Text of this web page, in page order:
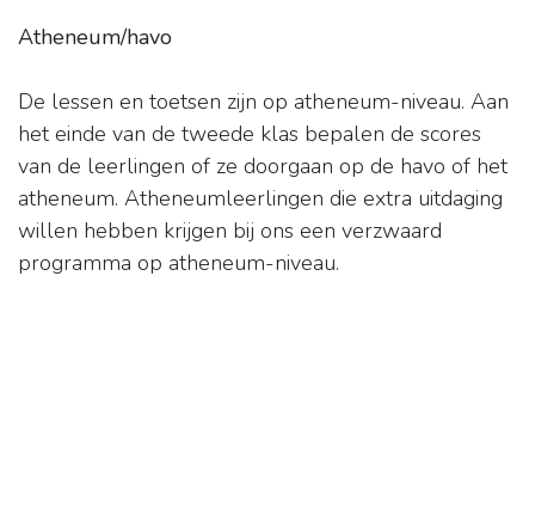
Atheneum/havo
De lessen en toetsen zijn op atheneum-niveau. Aan
het einde van de tweede klas bepalen de scores
van de leerlingen of ze doorgaan op de havo of het
atheneum. Atheneumleerlingen die extra uitdaging
willen hebben krijgen bij ons een verzwaard
programma op atheneum-niveau.